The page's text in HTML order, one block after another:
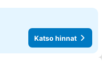
Katso hinnat